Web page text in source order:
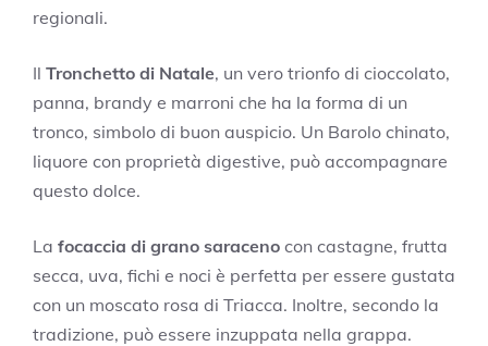
regionali.
Il Tronchetto di Natale, un vero trionfo di cioccolato,
panna, brandy e marroni che ha la forma di un
tronco, simbolo di buon auspicio. Un Barolo chinato,
liquore con proprietà digestive, può accompagnare
questo dolce.
La focaccia di grano saraceno con castagne, frutta
secca, uva, fichi e noci è perfetta per essere gustata
con un moscato rosa di Triacca. Inoltre, secondo la
tradizione, può essere inzuppata nella grappa.